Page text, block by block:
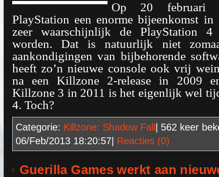
Op 20 februari
PlayStation een enorme bijeenkomst
zeer waarschijnlijk de PlayStation 4
worden. Dat is natuurlijk niet
aankondigingen van bijbehorende
heeft zo’n nieuwe console ook vrij
na een Killzone 2-release in 2009
Killzone 3 in 2011 is het eigenlijk wel
4. Toch?
Categorie: Killzone: Shadow Fall | 562 keer
06/Feb/2013 18:20:57 Reacties (0)
Guerilla Games werkt aan